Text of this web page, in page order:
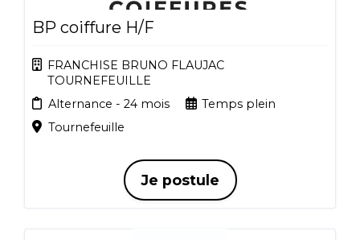
BP coiffure H/F
FRANCHISE BRUNO FLAUJAC
TOURNEFEUILLE
Alternance - 24 mois
Temps plein
Tournefeuille
Je postule